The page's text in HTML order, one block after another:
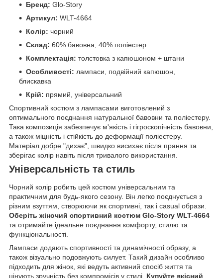
Бренд: Glo-Story
Артикул: WLT-4664
Колір: чорний
Склад: 60% бавовна, 40% поліестер
Комплектація: толстовка з капюшоном + штани
Особливості: лампаси, подвійний капюшон,
блискавка
Крій: прямий, універсальний
Спортивний костюм з лампасами виготовлений з
оптимального поєднання натуральної бавовни та поліестеру.
Така композиція забезпечує м'якість і гігроскопічність бавовни,
а також міцність і стійкість до деформації поліестеру.
Матеріал добре "дихає", швидко висихає після прання та
зберігає колір навіть після тривалого використання.
Універсальність та стиль
Чорний колір робить цей костюм універсальним та
практичним для будь-якого сезону. Він легко поєднується з
різним взуттям, створюючи як спортивні, так і casual образи.
Оберіть жіночий спортивний костюм Glo-Story WLT-4664
та отримайте ідеальне поєднання комфорту, стилю та
функціональності.
Лампаси додають спортивності та динамічності образу, а
також візуально подовжують силует. Такий дизайн особливо
підходить для жінок, які ведуть активний спосіб життя та
цінують зручність без компромісів у стилі. Купуйте якісний